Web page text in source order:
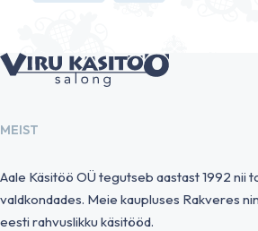
MEIST
Aale Käsitöö OÜ tegutseb aastast 1992 nii
valdkondades. Meie kaupluses Rakveres
eesti rahvuslikku käsitööd.